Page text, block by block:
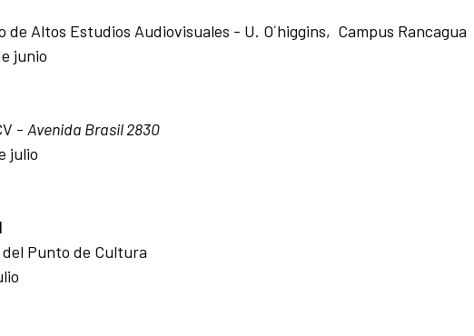
Altos Estudios Audiovisuales - U. O´higgins, Campus Rancagua
junio
- Avenida Brasil 2830
julio
Punto de Cultura